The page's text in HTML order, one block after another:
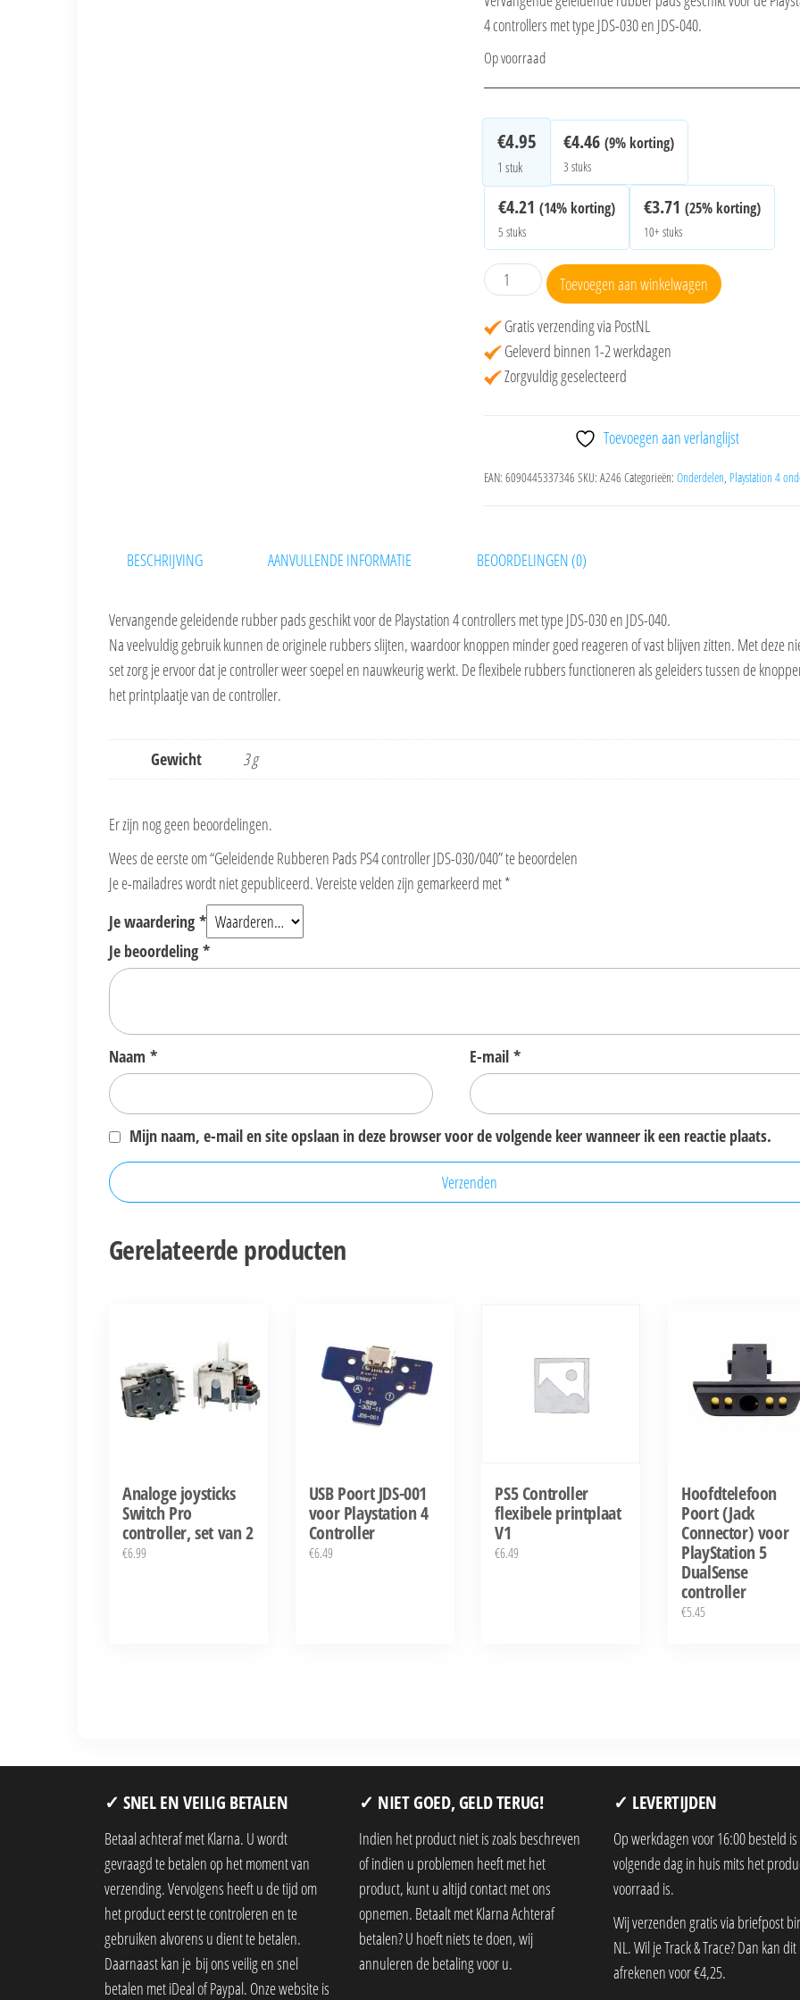
4 controllers met type JDS-030 en JDS-040.
Op voorraad
€4.95
1 stuk
€4.46 (9% korting)
3 stuks
€4.21 (14% korting)
5 stuks
€3.71 (25% korting)
10+ stuks
Geleidende
Rubberen
Pads
PS4
controller
Toevoegen aan winkelwagen
Gratis verzending via PostNL
Geleverd binnen 1-2 werkdagen
Zorgvuldig geselecteerd
Toevoegen aan verlanglijst
EAN: 6090445337346 SKU: A246 Categorieën: Onderdelen, Playstation 4
BESCHRIJVING AANVULLENDE INFORMATIE BEOORDELINGEN (0)
Vervangende geleidende rubber pads geschikt voor de Playstation 4 controllers met type JDS-030 en JDS-040.
Na veelvuldig gebruik kunnen de originele rubbers slijten, waardoor knoppen minder goed reageren of vast blijven zitten. Met deze
set zorg je ervoor dat je controller weer soepel en nauwkeurig werkt. De flexibele rubbers functioneren als geleiders tussen de
het printplaatje van de controller.
Gewicht 3 g
Er zijn nog geen beoordelingen.
Wees de eerste om “Geleidende Rubberen Pads PS4 controller JDS-030/040” te beoordelen
Je e-mailadres wordt niet gepubliceerd.Vereiste velden zijn gemarkeerd met*
Je waardering *
Je beoordeling *
Naam * E-mail *
Mijn naam, e-mail en site opslaan in deze browser voor de volgende keer wanneer ik een reactie plaats.
Gerelateerde producten
Analoge joysticks
Switch Pro
controller, set van 2
€6.99
USB Poort JDS-001
voor Playstation 4
Controller
€6.49
PS5 Controller
flexibele printplaat
V1
€6.49
Hoofdtelefoon
Poort (Jack
Connector) voor
PlayStation 5
DualSense
controller
€5.45
✓ SNEL EN VEILIG BETALEN
Betaal achteraf met Klarna. U wordt
gevraagd te betalen op het moment van
verzending. Vervolgens heeft u de tijd om
het product eerst te controleren en te
gebruiken alvorens u dient te betalen.
Daarnaast kan je bij ons veilig en snel
betalen met iDeal of Paypal. Onze website is
✓ NIET GOED, GELD TERUG!
Indien het product niet is zoals beschreven
of indien u problemen heeft met het
product, kunt u altijd contact met ons
opnemen. Betaalt met Klarna Achteraf
betalen? U hoeft niets te doen, wij
annuleren de betaling voor u.
✓ LEVERTIJDEN
Op werkdagen voor 16:00 besteld
volgende dag in huis mits het
voorraad is.
Wij verzenden gratis via briefpost
NL. Wil je Track & Trace? Dan kan
afrekenen voor €4,25.